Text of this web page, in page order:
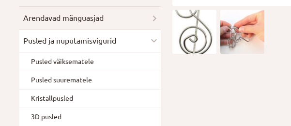
Arendavad mänguasjad
Pusled ja nuputamisvigurid
Pusled väiksematele
Pusled suurematele
Kristallpusled
3D pusled